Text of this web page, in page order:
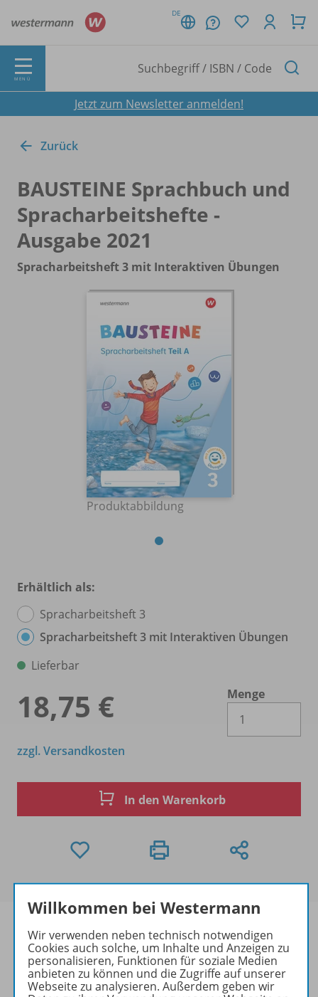
DE
MENÜ
Jetzt zum Newsletter anmelden!
Zurück
BAUSTEINE Sprachbuch und
Spracharbeitshefte -
Ausgabe 2021
Spracharbeitsheft 3 mit Interaktiven Übungen
Produktabbildung
Erhältlich als:
Spracharbeitsheft 3
Spracharbeitsheft 3 mit Interaktiven Übungen
Lieferbar
18,75 €
Menge
zzgl. Versandkosten
In den Warenkorb
Produktinformationen
Willkommen bei Westermann
Wir verwenden neben technisch notwendigen
Cookies auch solche, um Inhalte und Anzeigen zu
personalisieren, Funktionen für soziale Medien
anbieten zu können und die Zugriffe auf unserer
Webseite zu analysieren. Außerdem geben wir